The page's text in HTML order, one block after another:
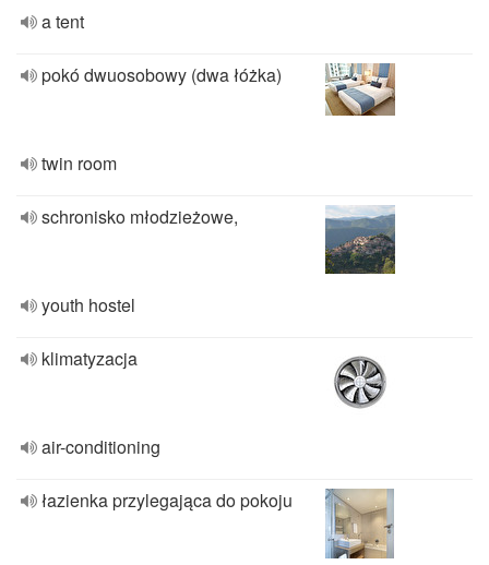
a tent
pokó dwuosobowy (dwa łóżka)
twin room
schronisko młodzieżowe,
youth hostel
klimatyzacja
air-conditioning
łazienka przylegająca do pokoju